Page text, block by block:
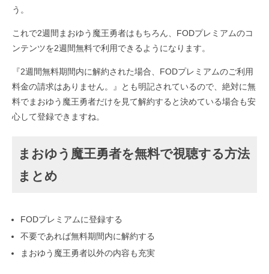
う。
これで2週間まおゆう魔王勇者はもちろん、FODプレミアムのコ
ンテンツを2週間無料で利用できるようになります。
『2週間無料期間内に解約された場合、FODプレミアムのご利用
料金の請求はありません。』とも明記されているので、絶対に無
料でまおゆう魔王勇者だけを見て解約すると決めている場合も安
心して登録できますね。
まおゆう魔王勇者を無料で視聴する方法
まとめ
FODプレミアムに登録する
不要であれば無料期間内に解約する
まおゆう魔王勇者以外の内容も充実